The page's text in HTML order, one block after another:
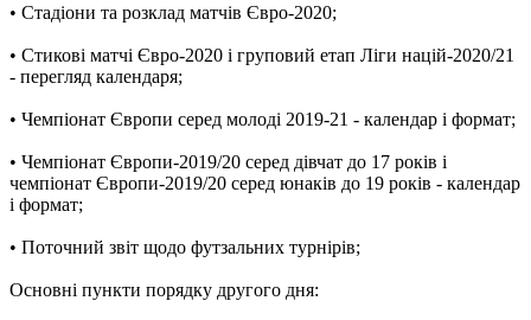
• Стадіони та розклад матчів Євро-2020;
• Стикові матчі Євро-2020 і груповий етап Ліги націй-2020/21
- перегляд календаря;
• Чемпіонат Європи серед молоді 2019-21 - календар і формат;
• Чемпіонат Європи-2019/20 серед дівчат до 17 років і
чемпіонат Європи-2019/20 серед юнаків до 19 років - календар
і формат;
• Поточний звіт щодо футзальних турнірів;
Основні пункти порядку другого дня: